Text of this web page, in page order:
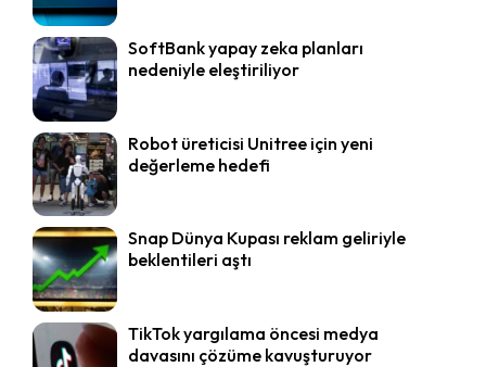
SoftBank yapay zeka planları
nedeniyle eleştiriliyor
Robot üreticisi Unitree için yeni
değerleme hedefi
Snap Dünya Kupası reklam geliriyle
beklentileri aştı
TikTok yargılama öncesi medya
davasını çözüme kavuşturuyor